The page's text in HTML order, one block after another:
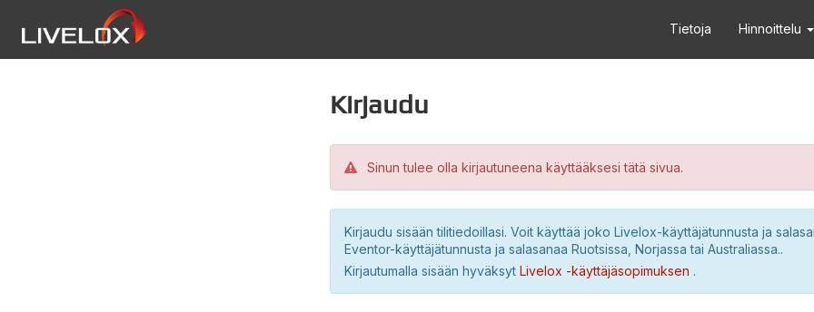
Tietoja Hinnoittelu
Kirjaudu
Sinun tulee olla kirjautuneena käyttääksesi tätä sivua.
Kirjaudu sisään tilitiedoillasi. Voit käyttää joko Livelox-käyttäjätunnusta ja
Eventor-käyttäjätunnusta ja salasanaa Ruotsissa, Norjassa tai Australiassa..
Kirjautumalla sisään hyväksyt Livelox -käyttäjäsopimuksen .